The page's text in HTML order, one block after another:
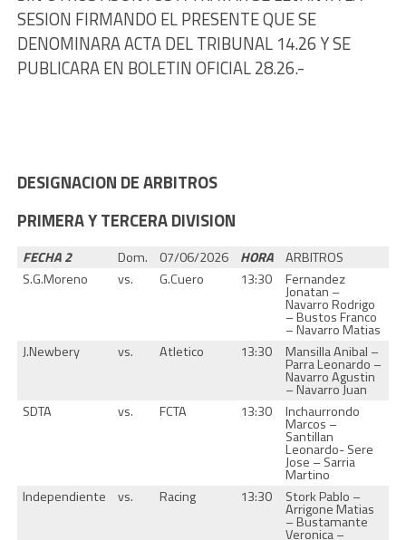
SESION FIRMANDO EL PRESENTE QUE SE
DENOMINARA ACTA DEL TRIBUNAL 14.26 Y SE
PUBLICARA EN BOLETIN OFICIAL 28.26.-
DESIGNACION DE ARBITROS
PRIMERA Y TERCERA DIVISION
FECHA 2 Dom. 07/06/2026 HORA
ARBITROS
S.G.Moreno
vs. G.Cuero 13:30 Fernandez
Jonatan –
Navarro Rodrigo
– Bustos Franco
– Navarro Matias
J.Newbery
vs. Atletico 13:30 Mansilla Anibal –
Parra Leonardo –
Navarro Agustin
– Navarro Juan
SDTA
vs. FCTA 13:30 Inchaurrondo
Marcos –
Santillan
Leonardo- Sere
Jose – Sarria
Martino
Independiente
vs. Racing 13:30 Stork Pablo –
Arrigone Matias
– Bustamante
Veronica –